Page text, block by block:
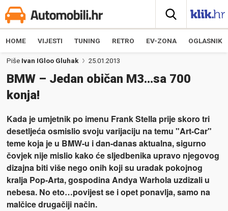
HOME VIJESTI TUNING RETRO EV-ZONA OGLASNIK
Piše Ivan IGloo Gluhak 25.01.2013
BMW – Jedan običan M3…sa 700
konja!
Kada je umjetnik po imenu Frank Stella prije skoro tri
desetljeća osmislio svoju varijaciju na temu "Art-Car"
teme koja je u BMW-u i dan-danas aktualna, sigurno
čovjek nije mislio kako će sljedbenika upravo njegovog
dizajna biti više nego onih koji su uradak pokojnog
kralja Pop-Arta, gospodina Andya Warhola uzdizali u
nebesa. No eto…povijest se i opet ponavlja, samo na
malčice drugačiji način.